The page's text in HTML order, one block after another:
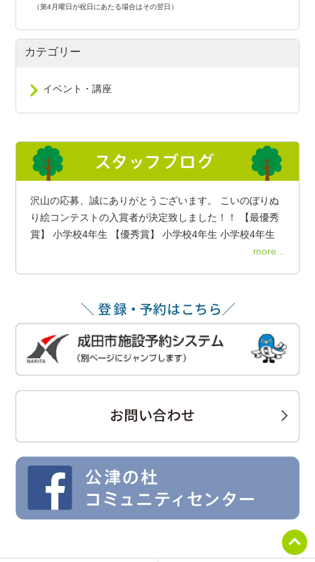
（第4月曜日が祝日にあたる場合はその翌日）
カテゴリー
イベント・講座
沢山の応募、誠にありがとうございます。 こいのぼりぬ
り絵コンテストの入賞者が決定致しました！！ 【最優秀
賞】 小学校4年生 【優秀賞】 小学校4年生 小学校4年生
more...